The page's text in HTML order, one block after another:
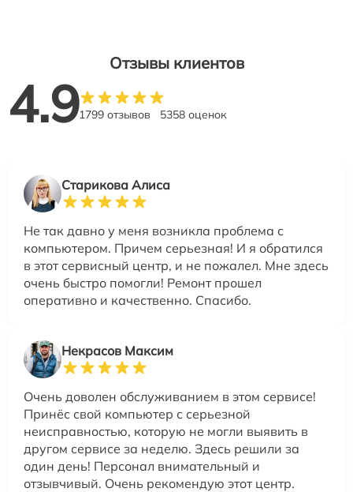
Отзывы клиентов
4.91799 отзывов 5358 оценок
Старикова Алиса
Не так давно у меня возникла проблема с
компьютером. Причем серьезная! И я обратился
в этот сервисный центр, и не пожалел. Мне здесь
очень быстро помогли! Ремонт прошел
оперативно и качественно. Спасибо.
Некрасов Максим
Очень доволен обслуживанием в этом сервисе!
Принёс свой компьютер с серьезной
неисправностью, которую не могли выявить в
другом сервисе за неделю. Здесь решили за
один день! Персонал внимательный и
отзывчивый. Очень рекомендую этот центр.